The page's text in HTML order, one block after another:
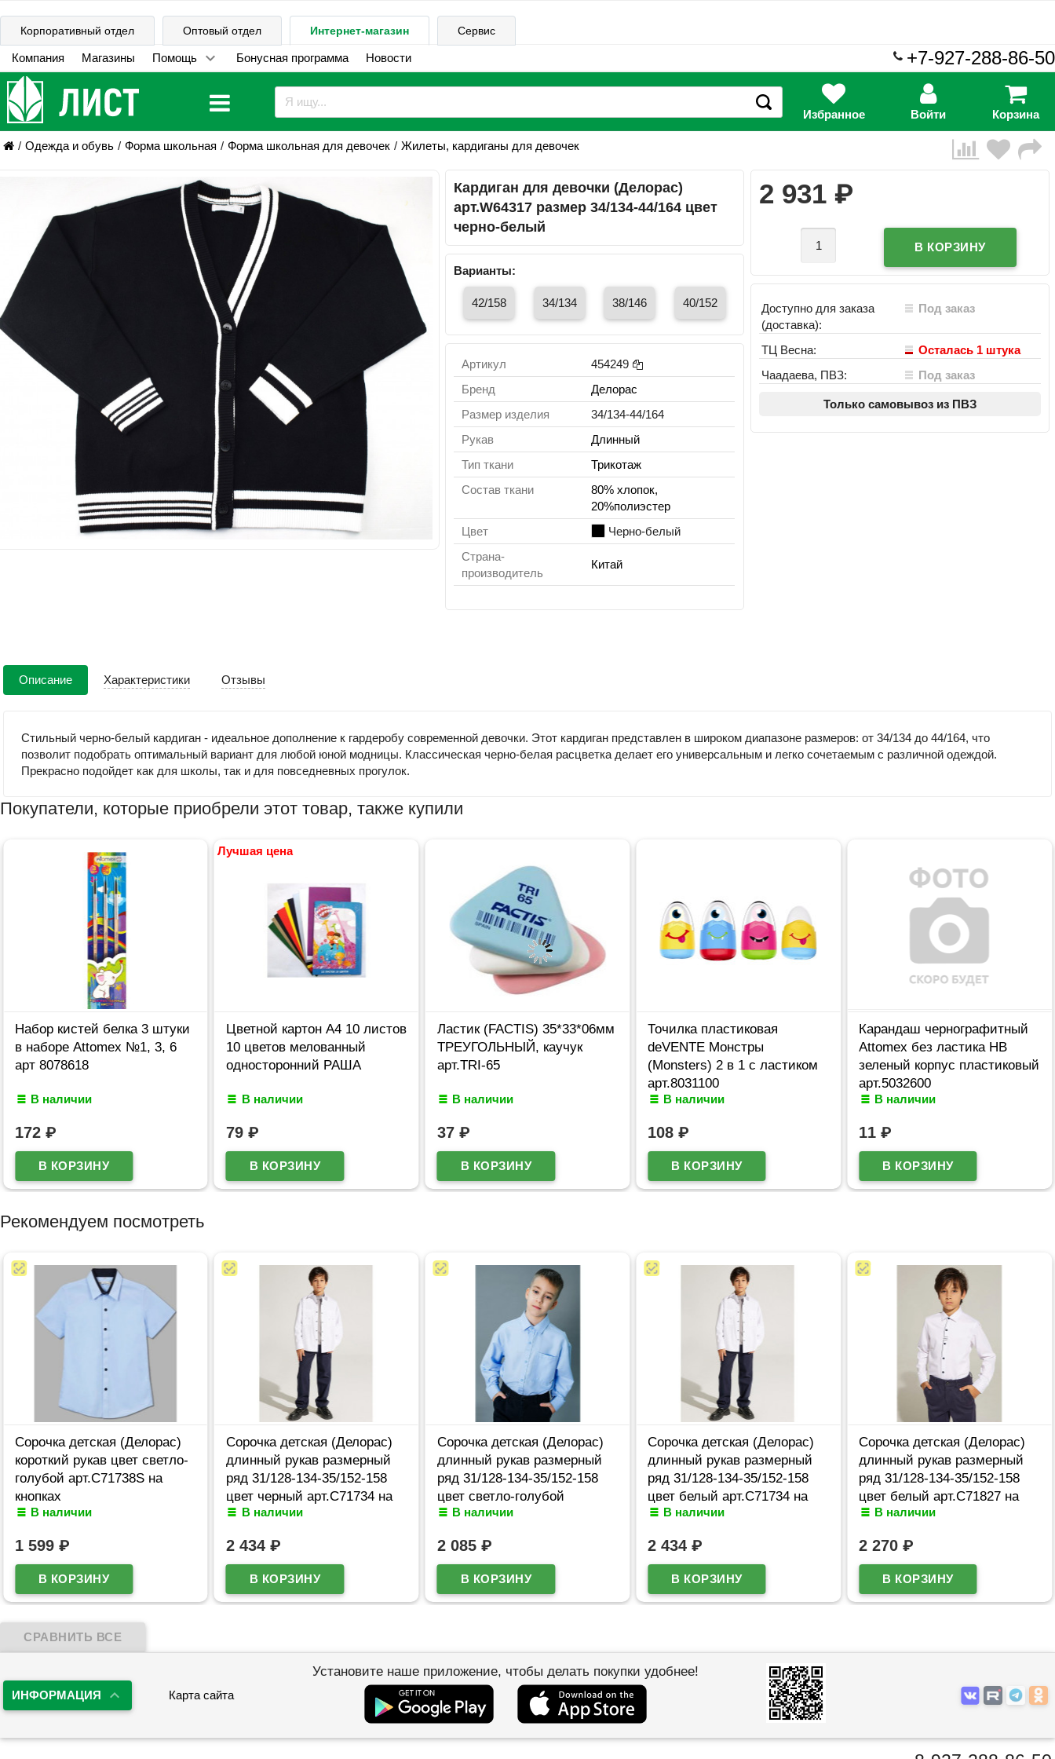
Корпоративный отдел Оптовый отдел Интернет-магазин Сервис
Компания Магазины Помощь Бонусная программа Новости +7-927-288-86-50
Избранное Войти Корзина
Одежда и обувь Форма школьная Форма школьная для девочек Жилеты, кардиганы для девочек
Кардиган для девочки (Делорас)
арт.W64317 размер 34/134-44/164 цвет
черно-белый
Варианты:
42/158 34/134 38/146 40/152
Артикул
454249
Бренд
Делорас
Размер изделия
34/134-44/164
Рукав
Длинный
Тип ткани
Трикотаж
Состав ткани
80% хлопок,
20%полиэстер
Цвет
Черно-белый
Страна-
производитель
Китай
2 931 ₽
Доступно для заказа
(доставка):
Под заказ
ТЦ Весна:
Осталась 1 штука
Чаадаева, ПВЗ:
Под заказ
Только самовывоз из ПВЗ
Описание Характеристики Отзывы
Стильный черно-белый кардиган - идеальное дополнение к гардеробу современной девочки. Этот кардиган представлен в широком диапазоне размеров: от 34/134 до 44/164, что
позволит подобрать оптимальный вариант для любой юной модницы. Классическая черно-белая расцветка делает его универсальным и легко сочетаемым с различной одеждой.
Прекрасно подойдет как для школы, так и для повседневных прогулок.
Покупатели, которые приобрели этот товар, также купили
кистей белка 3 штуки
Attomex №1, 3, 6
₽
Лучшая цена
Цветной картон А4 10 листов
10 цветов мелованный
односторонний РАША
В наличии
Ластик (FACTIS) 35*33*06мм
ТРЕУГОЛЬНЫЙ, каучук
арт.TRI-65
В наличии
Точилка пластиковая
deVENTE Монстры
(Monsters) 2 в 1 с ластиком
арт.8031100
В наличии
₽
Карандаш чернографитный
Attomex без ластика НВ
зеленый корпус пластиковый
арт.5032600
В наличии
Рекомендуем посмотреть
Сорочка детская (Делорас)
короткий рукав цвет светло-
голубой арт.C71738S на
кнопках
В наличии
1 599 ₽
Сорочка детская (Делорас)
длинный рукав размерный
ряд 31/128-134-35/152-158
цвет черный арт.C71734 на
кнопках
В наличии
2 434 ₽
Сорочка детская (Делорас)
длинный рукав размерный
ряд 31/128-134-35/152-158
цвет светло-голубой
арт.C71711 на кнопках
В наличии
2 085 ₽
Сорочка детская (Делорас)
длинный рукав размерный
ряд 31/128-134-35/152-158
цвет белый арт.C71734 на
кнопках
В наличии
2 434₽
Сорочка детская (Делорас)
длинный рукав размерный
ряд 31/128-134-35/152-158
цвет белый арт.C71827 на
кнопках
В наличии
2 270₽
ИНФОРМАЦИЯ Карта сайта
Установите наше приложение, чтобы делать покупки удобнее!